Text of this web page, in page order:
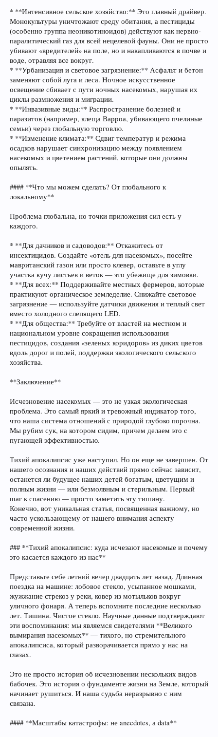
* **Интенсивное сельское хозяйство:** Это главный драйвер.
Монокультуры уничтожают среду обитания, а пестициды
(особенно группа неоникотиноидов) действуют как нервно-
паралитический газ для всей нецелевой фауны. Они не просто
убивают «вредителей» на поле, но и накапливаются в почве и
воде, отравляя все вокруг.
* **Урбанизация и световое загрязнение:** Асфальт и бетон
заменяют собой луга и леса. Ночное искусственное
освещение сбивает с пути ночных насекомых, нарушая их
циклы размножения и миграции.
* **Инвазивные виды:** Распространение болезней и
паразитов (например, клеща Варроа, убивающего пчелиные
семьи) через глобальную торговлю.
* **Изменение климата:** Сдвиг температур и режима
осадков нарушает синхронизацию между появлением
насекомых и цветением растений, которые они должны
опылять.
#### **Что мы можем сделать? От глобального к
локальному**
Проблема глобальна, но точки приложения сил есть у
каждого.
* **Для дачников и садоводов:** Откажитесь от
инсектицидов. Создайте «отель для насекомых», посейте
мавританский газон или просто клевер, оставьте в углу
участка кучу листьев и веток — это убежище для зимовки.
* **Для всех:** Поддерживайте местных фермеров, которые
практикуют органическое земледелие. Снижайте световое
загрязнение — используйте датчики движения и теплый свет
вместо холодного слепящего LED.
* **Для общества:** Требуйте от властей на местном и
национальном уровне сокращения использования
пестицидов, создания «зеленых коридоров» из диких цветов
вдоль дорог и полей, поддержки экологического сельского
хозяйства.
**Заключение**
Исчезновение насекомых — это не узкая экологическая
проблема. Это самый яркий и тревожный индикатор того,
что наша система отношений с природой глубоко порочна.
Мы рубим сук, на котором сидим, причем делаем это с
пугающей эффективностью.
Тихий апокалипсис уже наступил. Но он еще не завершен. От
нашего осознания и наших действий прямо сейчас зависит,
останется ли будущее наших детей богатым, цветущим и
полным жизни — или безмолвным и стерильным. Первый
шаг к спасению — просто заметить эту тишину.
Конечно, вот уникальная статья, посвященная важному, но
часто ускользающему от нашего внимания аспекту
современной жизни.
### **Тихий апокалипсис: куда исчезают насекомые и почему
это касается каждого из нас**
Представьте себе летний вечер двадцать лет назад. Длинная
поездка на машине: лобовое стекло, усыпанное мошками,
жужжание стрекоз у реки, ковер из мотыльков вокруг
уличного фонаря. А теперь вспомните последние несколько
лет. Тишина. Чистое стекло. Научные данные подтверждают
эти воспоминания: мы являемся свидетелями **Великого
вымирания насекомых** — тихого, но стремительного
апокалипсиса, который разворачивается прямо у нас на
глазах.
Это не просто история об исчезновении нескольких видов
бабочек. Это история о фундаменте жизни на Земле, который
начинает рушиться. И наша судьба неразрывно с ним
связана.
#### **Масштабы катастрофы: не anecdotes, а data**